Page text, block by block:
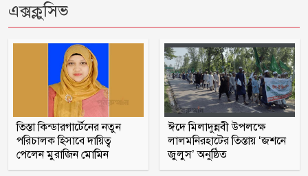
প্রতিবন্ধী কর্মীর স্ত্রীর সঙ্গে সম্পর্ক, দল থেকে
বহিষ্কার জামায়াত নেতা
চট্টগ্রামে সাবেক শিক্ষামন্ত্রী নওফেলের
বাসভবনে আগুন
ইরানের বিরুদ্ধে বাংলাদেশ-পাকিস্তানসহ ১৩
দেশের জোট, কমান্ডার নিয়োগ দিল সৌদি
এক্সক্লুসিভ
তিস্তা কিন্ডারগার্টেনের নতুন
পরিচালক হিসাবে দায়িত্ব
পেলেন মুরাজিন মোমিন
ঈদে মিলাদুন্নবী উপলক্ষে
লালমনিরহাটের তিস্তায় ‘জশনে
জুলুস’ অনুষ্ঠিত